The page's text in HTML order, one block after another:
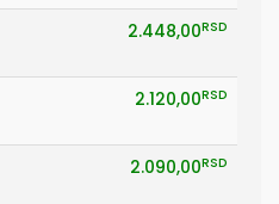
2.448,00RSD
2.120,00RSD
2.090,00RSD